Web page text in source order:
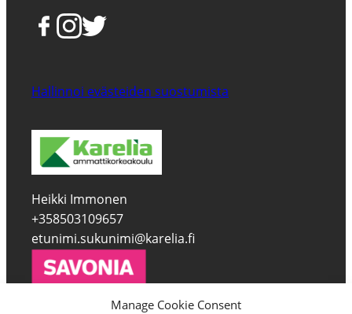
Manage Cookie Consent
Hallinnoi evästeiden suostumista
Heikki Immonen
+358503109657
etunimi.sukunimi@karelia.fi